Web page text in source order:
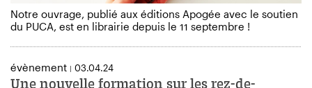
Notre ouvrage, publié aux éditions Apogée avec le soutien
du PUCA, est en librairie depuis le 11 septembre !
évènement | 03.04.24
Une nouvelle formation sur les rez-de-